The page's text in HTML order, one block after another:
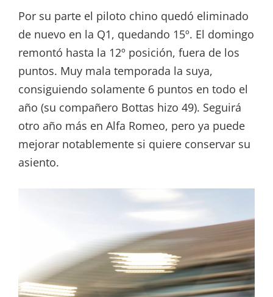
Por su parte el piloto chino quedó eliminado
de nuevo en la Q1, quedando 15º. El domingo
remontó hasta la 12º posición, fuera de los
puntos. Muy mala temporada la suya,
consiguiendo solamente 6 puntos en todo el
año (su compañero Bottas hizo 49). Seguirá
otro año más en Alfa Romeo, pero ya puede
mejorar notablemente si quiere conservar su
asiento.